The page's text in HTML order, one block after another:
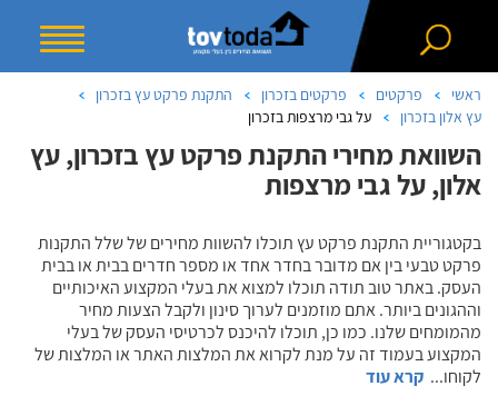
ראשי פרקטים פרקטים בזכרון
התקנת פרקט עץ בזכרון
עץ אלון בזכרון
על גבי מרצפות בזכרון
השוואת מחירי התקנת פרקט עץ בזכרון, עץ
אלון, על גבי מרצפות
בקטגוריית התקנת פרקט עץ תוכלו להשוות מחירים של שלל התקנות
פרקט טבעי בין אם מדובר בחדר אחד או מספר חדרים בבית או בבית
העסק. באתר טוב תודה תוכלו למצוא את בעלי המקצוע האיכותיים
וההגונים ביותר. אתם מוזמנים לערוך סינון ולקבל הצעות מחיר
מהמומחים שלנו. כמו כן, תוכלו להיכנס לכרטיסי העסק של בעלי
המקצוע בעמוד זה על מנת לקרוא את המלצות האתר או המלצות של
לקוחו... קרא עוד